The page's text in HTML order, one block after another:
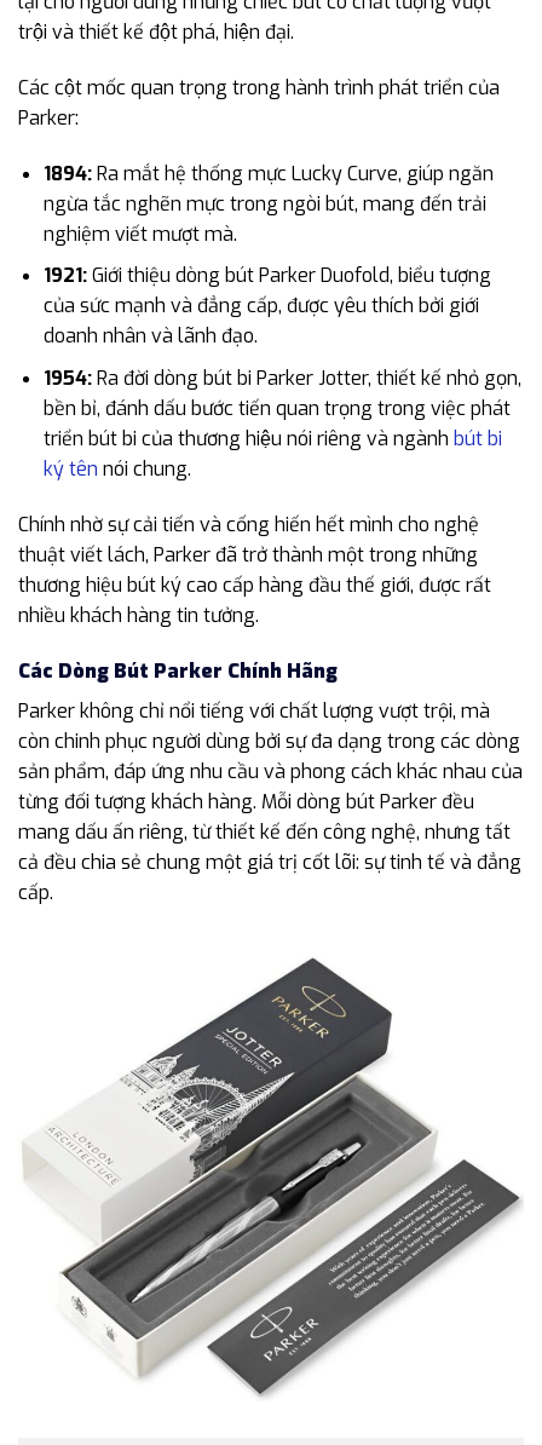
trội và thiết kế đột phá, hiện đại.
Các cột mốc quan trọng trong hành trình phát triển của
Parker:
1894:Ra mắt hệ thống mực Lucky Curve, giúp ngăn
ngừa tắc nghẽn mực trong ngòi bút, mang đến trải
nghiệm viết mượt mà.
1921:Giới thiệu dòng bút Parker Duofold, biểu tượng
của sức mạnh và đẳng cấp, được yêu thích bởi giới
doanh nhân và lãnh đạo.
1954:Ra đời dòng bút bi Parker Jotter, thiết kế nhỏ gọn,
bền bỉ, đánh dấu bước tiến quan trọng trong việc phát
triển bút bi của thương hiệu nói riêng và ngành bút bi
ký tên nói chung.
Chính nhờ sự cải tiến và cống hiến hết mình cho nghệ
thuật viết lách, Parker đã trở thành một trong những
thương hiệu bút ký cao cấp hàng đầu thế giới, được rất
nhiều khách hàng tin tưởng.
Các Dòng Bút Parker Chính Hãng
Parker không chỉ nổi tiếng với chất lượng vượt trội, mà
còn chinh phục người dùng bởi sự đa dạng trong các dòng
sản phẩm, đáp ứng nhu cầu và phong cách khác nhau của
từng đối tượng khách hàng. Mỗi dòng bút Parker đều
mang dấu ấn riêng, từ thiết kế đến công nghệ, nhưng tất
cả đều chia sẻ chung một giá trị cốt lõi: sự tinh tế và đẳng
cấp.